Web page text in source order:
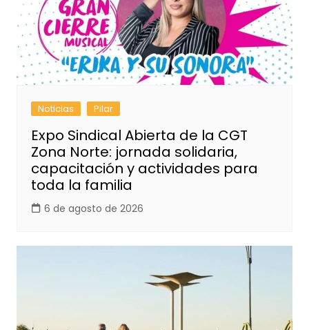
Noticias Pilar
Expo Sindical Abierta de la CGT
Zona Norte: jornada solidaria,
capacitación y actividades para
toda la familia
6 de agosto de 2026